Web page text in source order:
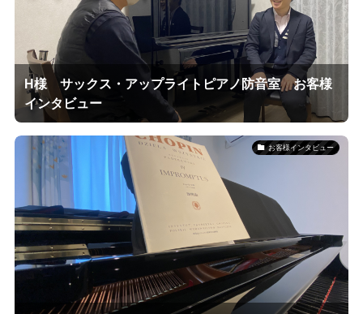
H様 サックス・アップライトピアノ防音室 お客様
インタビュー
お客様インタビュー